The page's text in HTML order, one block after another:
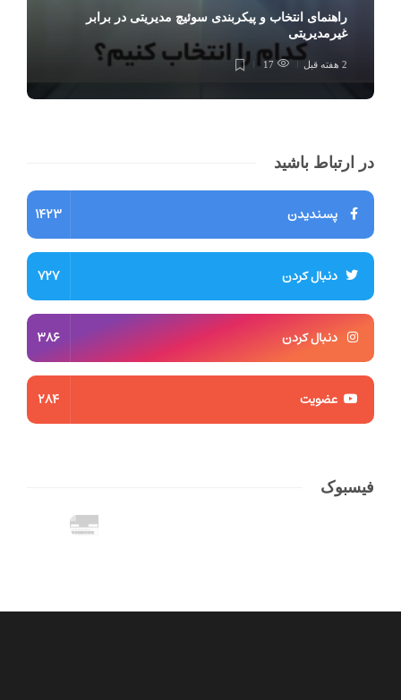
راهنمای انتخاب و پیکربندی سوئیچ مدیریتی در برابر
غیرمدیریتی
2 هفته قبل 17
در ارتباط باشید
پسندیدن 1423
دنبال کردن 727
دنبال کردن 386
عضویت 284
فیسبوک